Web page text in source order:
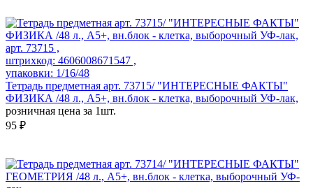
арт. 73715 ,
штрихкод: 4606008671547 ,
упаковки: 1/16/48
Тетрадь предметная арт. 73715/ "ИНТЕРЕСНЫЕ ФАКТЫ"
ФИЗИКА /48 л., А5+, вн.блок - клетка, выборочный УФ-лак,
розничная цена за 1шт.
95 ₽